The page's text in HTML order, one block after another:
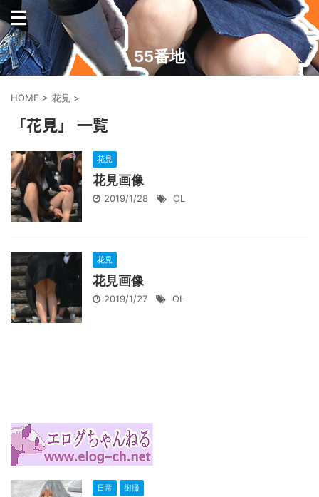
55番地
HOME > 花見 >
「花見」 一覧
花見
花見画像
2019/1/28 OL
花見
花見画像
2019/1/27 OL
日常 街撮